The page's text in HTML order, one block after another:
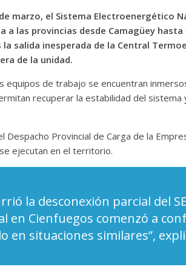
marzo, el Sistema Electroenergético
las provincias desde Camagüey hasta
salida inesperada de la Central
de la unidad.
equipos de trabajo se encuentran
recuperar la estabilidad del
Provincial de Carga de la
ejecutan en el territorio.
la desconexión parcial del
en Cienfuegos comenzó a
en situaciones similares”,